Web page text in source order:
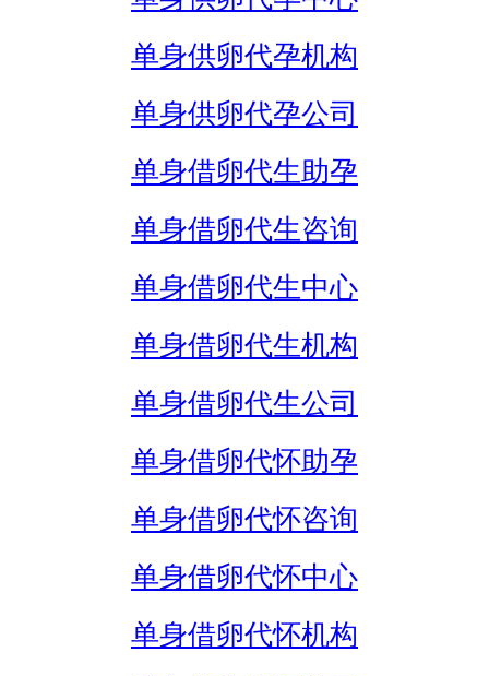
单身供卵代孕机构
单身供卵代孕公司
单身借卵代生助孕
单身借卵代生咨询
单身借卵代生中心
单身借卵代生机构
单身借卵代生公司
单身借卵代怀助孕
单身借卵代怀咨询
单身借卵代怀中心
单身借卵代怀机构